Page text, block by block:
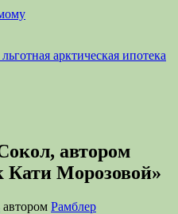
арктическая ипотека
автором
Кати Морозовой»
автором Рамблер